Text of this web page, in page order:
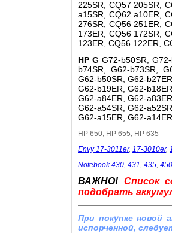
225SR, CQ57 205SR,
a15SR, CQ62 a10ER,
276SR, CQ56 251ER,
173ER, CQ56 172SR,
123ER, CQ56 122ER,
HP G G72-b50SR,
b74SR, G62-b73SR,
G62-b50SR, G62-
G62-b19ER, G62-
G62-a84ER, G62-
G62-a54SR, G62-
G62-a15ER, G62-
HP 650, HP 655, HP 635
Envy 17-3011er, 17-3010er,
Notebook 430, 431, 435, 450
ВАЖНО! Список
подобрать
При покупке новой
испорченной,